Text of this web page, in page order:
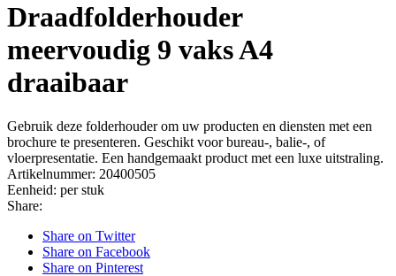
Draadfolderhouder
meervoudig 9 vaks A4
draaibaar
Gebruik deze folderhouder om uw producten en diensten met een
brochure te presenteren. Geschikt voor bureau-, balie-, of
vloerpresentatie. Een handgemaakt product met een luxe uitstraling.
Artikelnummer: 20400505
Eenheid: per stuk
Share:
Share on Twitter
Share on Facebook
Share on Pinterest